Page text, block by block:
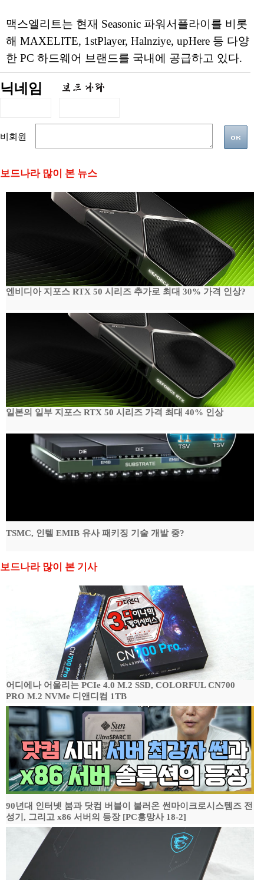
맥스엘리트는 현재 Seasonic 파워서플라이를 비롯
해 MAXELITE, 1stPlayer, Halnziye, upHere 등 다양
한 PC 하드웨어 브랜드를 국내에 공급하고 있다.
닉네임
비회원
보드나라 많이 본 뉴스
엔비디아 지포스 RTX 50 시리즈 추가로 최대 30% 가격 인상?
일본의 일부 지포스 RTX 50 시리즈 가격 최대 40% 인상
TSMC, 인텔 EMIB 유사 패키징 기술 개발 중?
보드나라 많이 본 기사
어디에나 어울리는 PCIe 4.0 M.2 SSD, COLORFUL CN700
PRO M.2 NVMe 디앤디컴 1TB
90년대 인터넷 붐과 닷컴 버블이 불러온 썬마이크로시스템즈 전
성기, 그리고 x86 서버의 등장 [PC흥망사 18-2]